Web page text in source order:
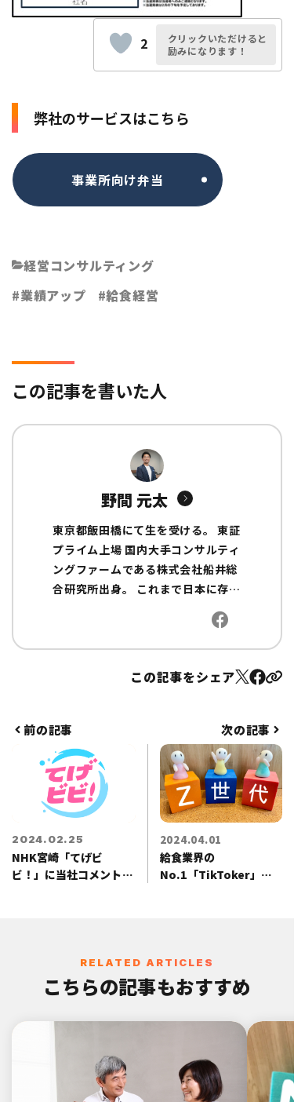
2
クリックいただけると
励みになります！
弊社のサービスはこちら
事業所向け弁当
経営コンサルティング
業績アップ
給食経営
この記事を書いた人
野間 元太
東京都飯田橋にて生を受ける。 東証
プライム上場 国内大手コンサルティ
ングファームである株式会社船井総
合研究所出身。 これまで日本に存在
しなかった「給食業コンサルティン
グ」を立ち上げた業界の第一人者。
地場系企業～大手に至るまでの業界
トップの支援先数と成功事例を持
ち、 その実績は、TBS「がっちり
特集を受ける等大きな注目を受けて
いる。 2020年1月には、株式会社日
本給食業経営総合研究所として独立
し、始動。 企業理念「誇り高き給食
業への羅針盤」を胸に、業界を先導
する存在として、年間365日全国各
地を駆け回っている。
この記事をシェア
前の記事
2024.02.25
NHK宮崎「てげビ
ビ！」に当社コメントが
次の記事
2024.04.01
給食業界の
No.1「TikToker」を
RELATED ARTICLES
こちらの記事もおすすめ